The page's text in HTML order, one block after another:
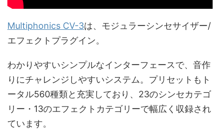
Multiphonics CV-3は、モジュラーシンセサイザー/
エフェクトプラグイン。
わかりやすいシンプルなインターフェースで、音作
りにチャレンジしやすいシステム。プリセットもト
ータル560種類と充実しており、23のシンセカテゴ
リー・13のエフェクトカテゴリーで幅広く収録され
ています。